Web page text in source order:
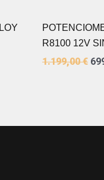
R8100 12V
1.199,00€